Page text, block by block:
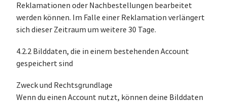
Reklamationen oder Nachbestellungen bearbeitet
werden können. Im Falle einer Reklamation verlängert
sich dieser Zeitraum um weitere 30 Tage.
4.2.2 Bilddaten, die in einem bestehenden Account
gespeichert sind
Zweck und Rechtsgrundlage
Wenn du einen Account nutzt, können deine Bilddaten